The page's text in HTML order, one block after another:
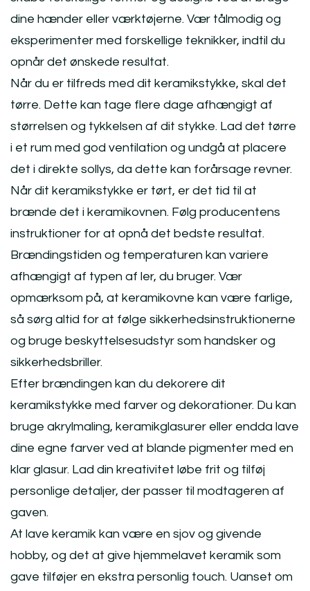
dine hænder eller værktøjerne. Vær tålmodig og
eksperimenter med forskellige teknikker, indtil du
opnår det ønskede resultat.
Når du er tilfreds med dit keramikstykke, skal det
tørre. Dette kan tage flere dage afhængigt af
størrelsen og tykkelsen af dit stykke. Lad det tørre
i et rum med god ventilation og undgå at placere
det i direkte sollys, da dette kan forårsage revner.
Når dit keramikstykke er tørt, er det tid til at
brænde det i keramikovnen. Følg producentens
instruktioner for at opnå det bedste resultat.
Brændingstiden og temperaturen kan variere
afhængigt af typen af ler, du bruger. Vær
opmærksom på, at keramikovne kan være farlige,
så sørg altid for at følge sikkerhedsinstruktionerne
og bruge beskyttelsesudstyr som handsker og
sikkerhedsbriller.
Efter brændingen kan du dekorere dit
keramikstykke med farver og dekorationer. Du kan
bruge akrylmaling, keramikglasurer eller endda lave
dine egne farver ved at blande pigmenter med en
klar glasur. Lad din kreativitet løbe frit og tilføj
personlige detaljer, der passer til modtageren af
gaven.
At lave keramik kan være en sjov og givende
hobby, og det at give hjemmelavet keramik som
gave tilføjer en ekstra personlig touch. Uanset om